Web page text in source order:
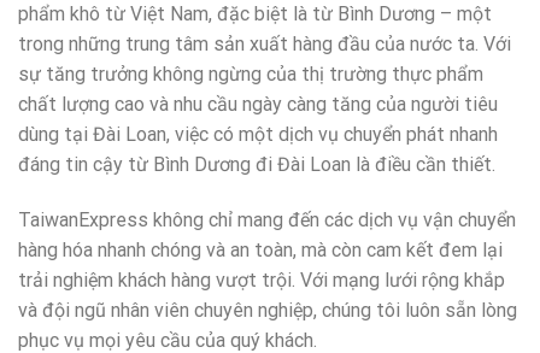
phẩm khô từ Việt Nam, đặc biệt là từ Bình Dương – một
trong những trung tâm sản xuất hàng đầu của nước ta. Với
sự tăng trưởng không ngừng của thị trường thực phẩm
chất lượng cao và nhu cầu ngày càng tăng của người tiêu
dùng tại Đài Loan, việc có một dịch vụ chuyển phát nhanh
đáng tin cậy từ Bình Dương đi Đài Loan là điều cần thiết.
TaiwanExpress không chỉ mang đến các dịch vụ vận chuyển
hàng hóa nhanh chóng và an toàn, mà còn cam kết đem lại
trải nghiệm khách hàng vượt trội. Với mạng lưới rộng khắp
và đội ngũ nhân viên chuyên nghiệp, chúng tôi luôn sẵn lòng
phục vụ mọi yêu cầu của quý khách.